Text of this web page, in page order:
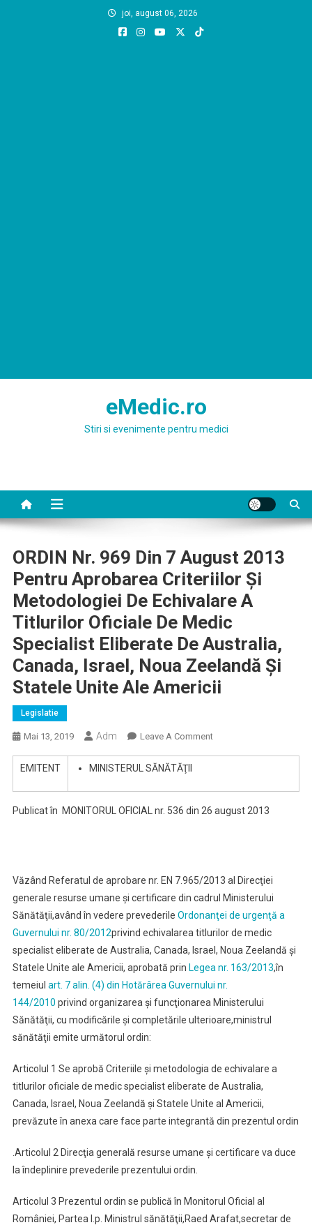
joi, august 06, 2026
eMedic.ro
Stiri si evenimente pentru medici
ORDIN Nr. 969 Din 7 August 2013
Pentru Aprobarea Criteriilor Şi
Metodologiei De Echivalare A
Titlurilor Oficiale De Medic
Specialist Eliberate De Australia,
Canada, Israel, Noua Zeelandă Şi
Statele Unite Ale Americii
Legislatie
Mai 13, 2019 Adm Leave A CommentOn
7
Aprobarea
Criteriilor
Şi
Metodologiei
De
Oficiale
De
Eliberate
De
Australia,
Canada,
Noua
Statele
Unite
EMITENT MINISTERUL SĂNĂTĂŢII
Publicat în MONITORUL OFICIAL nr. 536 din 26 august 2013
Văzând Referatul de aprobare nr. EN 7.965/2013 al Direcţiei
generale resurse umane şi certificare din cadrul Ministerului
Sănătăţii,având în vedere prevederile Ordonanţei de urgenţă a
Guvernului nr. 80/2012privind echivalarea titlurilor de medic
specialist eliberate de Australia, Canada, Israel, Noua Zeelandă şi
Statele Unite ale Americii, aprobată prin Legea nr. 163/2013,în
temeiul art. 7 alin. (4) din Hotărârea Guvernului nr.
144/2010 privind organizarea şi funcţionarea Ministerului
Sănătăţii, cu modificările şi completările ulterioare,ministrul
sănătăţii emite următorul ordin:
Articolul 1 Se aprobă Criteriile şi metodologia de echivalare a
titlurilor oficiale de medic specialist eliberate de Australia,
Canada, Israel, Noua Zeelandă şi Statele Unite al Americii,
prevăzute în anexa care face parte integrantă din prezentul ordin
Articolul 2 Direcţia generală resurse umane şi certificare va duce
la îndeplinire prevederile prezentului ordin.
Articolul 3 Prezentul ordin se publică în Monitorul Oficial al
României, Partea I. p. Ministrul sănătăţii,Raed Arafat,secretar de